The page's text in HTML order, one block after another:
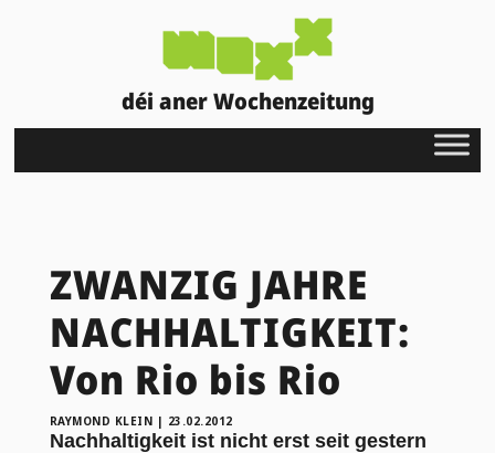
déi aner Wochenzeitung
ZWANZIG JAHRE
NACHHALTIGKEIT:
Von Rio bis Rio
RAYMOND KLEIN | 23.02.2012
Nachhaltigkeit ist nicht erst seit gestern